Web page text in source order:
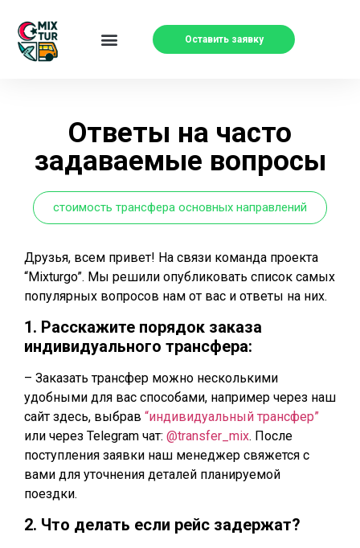
Оставить заявку
Ответы на часто
задаваемые вопросы
стоимость трансфера основных направлений
Друзья, всем привет! На связи команда проекта
“Mixturgo”. Мы решили опубликовать список самых
популярных вопросов нам от вас и ответы на них.
1. Расскажите порядок заказа
индивидуального трансфера:
– Заказать трансфер можно несколькими
удобными для вас способами, например через наш
сайт здесь, выбрав “индивидуальный трансфер”
или через Telegram чат: @transfer_mix. После
поступления заявки наш менеджер свяжется с
вами для уточнения деталей планируемой
поездки.
2. Что делать если рейс задержат?